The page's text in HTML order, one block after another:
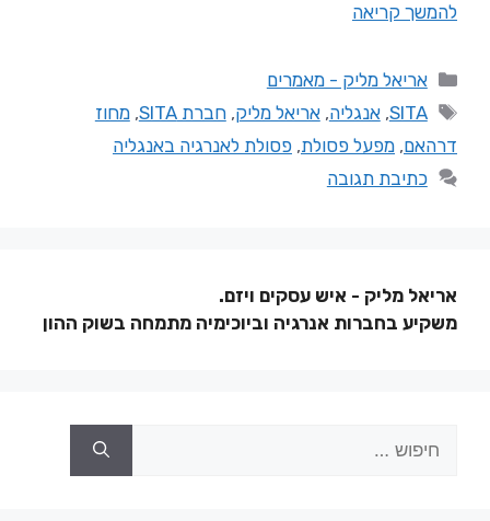
להמשך קריאה
אריאל מליק - מאמרים
SITA
,אנגליה,אריאל מליק,חברת SITA ,מחוז
דרהאם, מפעל פסולת, פסולת לאנרגיה באנגליה
כתיבת תגובה
אריאל מליק - איש עסקים ויזם.
משקיע בחברות אנרגיה וביוכימיה מתמחה בשוק ההון